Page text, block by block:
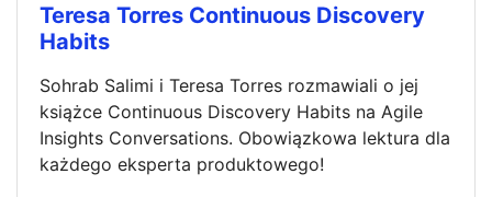
Teresa Torres Continuous Discovery
Habits
Sohrab Salimi i Teresa Torres rozmawiali o jej
książce Continuous Discovery Habits na Agile
Insights Conversations. Obowiązkowa lektura dla
każdego eksperta produktowego!